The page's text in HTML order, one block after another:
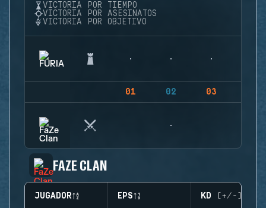
VICTORIA POR TIEMPO
VICTORIA POR ASESINATOS
VICTORIA POR OBJETIVO
01 02 03
FAZE CLAN
JUGADOR EPS KD (+/-)